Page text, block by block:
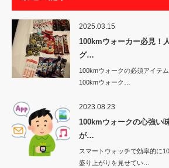
2025.03.15
100kmウォーカー必見！
グ…
100kmウォークの必須アイテ
100kmウォーク…
2023.08.23
100kmウォークの心強い
が…
スマートウォッチで効率的に
盛り上がりを見せてい…